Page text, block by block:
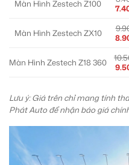
Màn Hình Zestech Z100
Màn Hình Zestech ZX10
Màn Hình Zestech Z18 360
Lưu ý: Giá trên chỉ mang tính
Phát Auto để nhận báo giá